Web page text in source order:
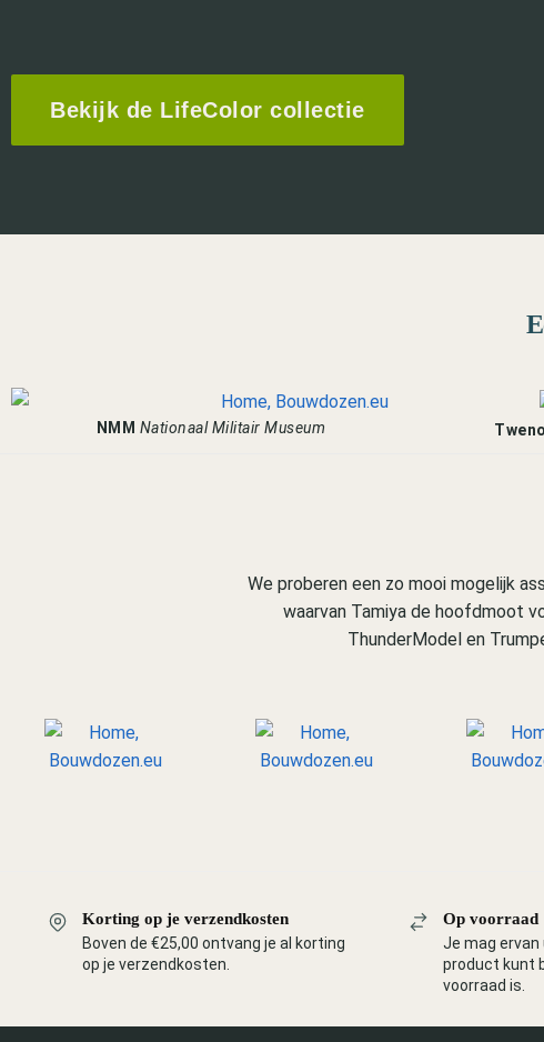
Bekijk de LifeColor collectie
NMM Nationaal Militair Museum
We proberen een zo mooi mogelijk
waarvan Tamiya de hoofdmoot
ThunderModel en
Korting op je verzendkosten
Boven de €25,00 ontvang je al korting
op je verzendkosten.
Op voorraad
Je mag ervan
product kunt
voorraad is.